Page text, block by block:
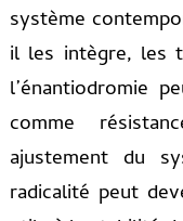
système
il les intègre, les
l’énantiodromie
comme
ajustement du
radicalité peut